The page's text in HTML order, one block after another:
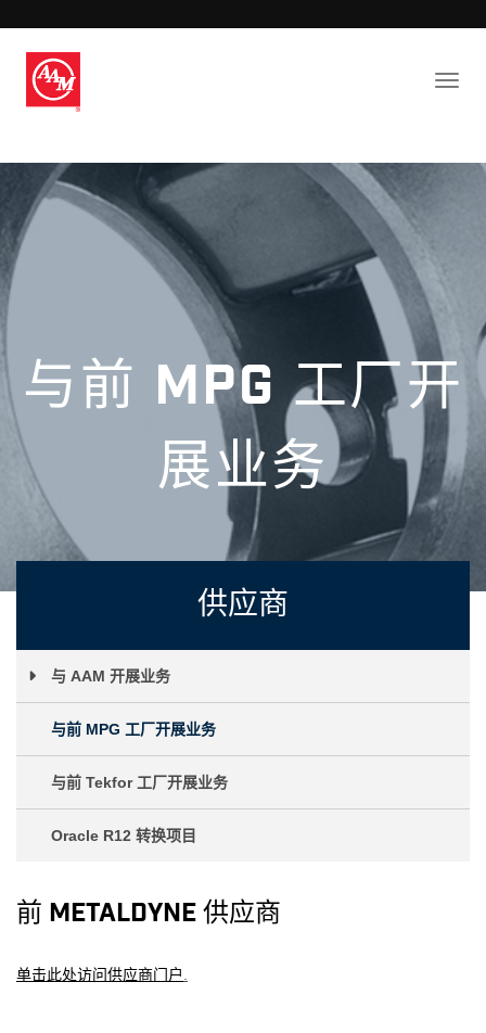
与前 MPG 工厂开
展业务
供应商
与 AAM 开展业务
与前 MPG 工厂开展业务
与前 Tekfor 工厂开展业务
Oracle R12 转换项目
前 Metaldyne 供应商
单击此处访问供应商门户